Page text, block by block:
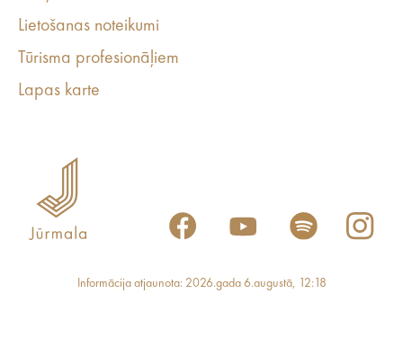
Lietošanas noteikumi
Tūrisma profesionāļiem
Lapas karte
Informācija atjaunota: 2026.gada 6.augustā, 12:18